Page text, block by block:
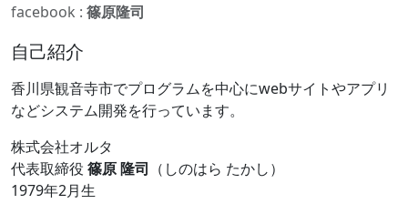
facebook : 篠原隆司
自己紹介
香川県観音寺市でプログラムを中心にwebサイトやアプリ
などシステム開発を行っています。
株式会社オルタ
代表取締役 篠原 隆司 （しのはら たかし）
1979年2月生